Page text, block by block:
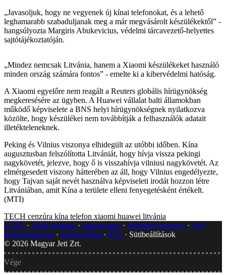
„Javasoljuk, hogy ne vegyenek új kínai telefonokat, és a lehető
leghamarabb szabaduljanak meg a már megvásárolt készülékektől” -
hangsúlyozta Margiris Abukevicius, védelmi tárcavezető-helyettes
sajtótájékoztatóján.
„Mindez nemcsak Litvánia, hanem a Xiaomi készülékeket használó
minden ország számára fontos” - emelte ki a kibervédelmi hatóság.
A Xiaomi egyelőre nem reagált a Reuters globális hírügynökség
megkeresésére az ügyben. A Huawei vállalat balti államokban
működő képviselete a BNS helyi hírügynökségnek nyilatkozva
közölte, hogy készülékei nem továbbítják a felhasználók adatait
illetékteleneknek.
Peking és Vilnius viszonya elhidegült az utóbbi időben. Kína
augusztusban felszólította Litvániát, hogy hívja vissza pekingi
nagykövetét, jelezve, hogy ő is visszahívja vilniusi nagykövetét. Az
elmérgesedett viszony hátterében az áll, hogy Vilnius engedélyezte,
hogy Tajvan saját nevét használva képviseleti irodát hozzon létre
Litvániában, amit Kína a területe elleni fenyegetésként értékelt.
(MTI)
TECH cenzúra kína telefon xiaomi huawei litvánia
GYIK
Hibát jelentek Impresszum Javítások kezelése
Jogi
dokumentumok
Médiaajánlat RSS
Sütibeállítások
© 2026 Magyar Jeti Zrt.
Vége